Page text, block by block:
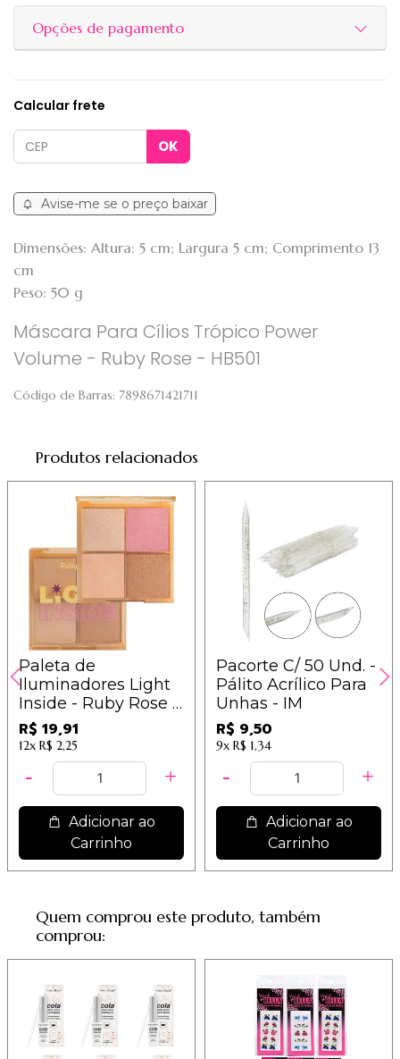
Opções de pagamento
Calcular frete
Avise-me se o preço baixar
Dimensões: Altura: 5 cm; Largura 5 cm; Comprimento 13
cm
Peso: 50 g
Máscara Para Cílios Trópico Power
Volume - Ruby Rose - HB501
Código de Barras: 7898671421711
Produtos relacionados
Paleta de
Iluminadores Light
Inside - Ruby Rose -
HB7523
R$ 19,91
12x R$ 2,25
Adicionar ao
Carrinho
Pacorte C/ 50 Und. -
Pálito Acrílico Para
Unhas - IM
R$ 9,50
9x R$ 1,34
Adicionar ao
Carrinho
Quem comprou este produto, também
comprou: